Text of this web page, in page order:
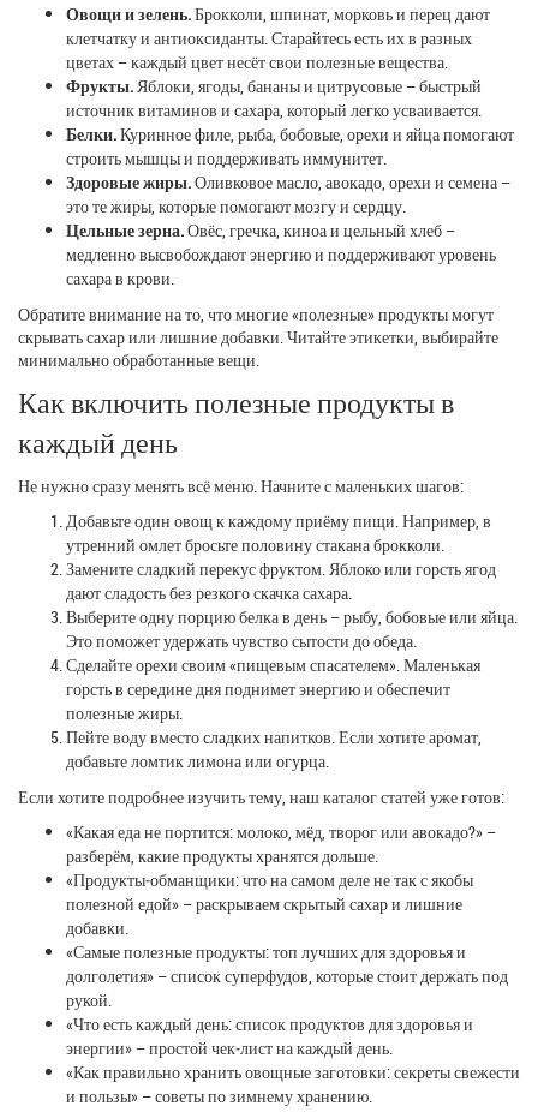
Овощи и зелень.Брокколи, шпинат, морковь и перец дают
клетчатку и антиоксиданты. Старайтесь есть их в разных
цветах – каждый цвет несёт свои полезные вещества.
Фрукты. Яблоки, ягоды, бананы и цитрусовые – быстрый
источник витаминов и сахара, который легко усваивается.
Белки.Куринное филе, рыба, бобовые, орехи и яйца помогают
строить мышцы и поддерживать иммунитет.
Здоровые жиры.Оливковое масло, авокадо, орехи и семена –
это те жиры, которые помогают мозгу и сердцу.
Цельные зерна.Овёс, гречка, киноа и цельный хлеб –
медленно высвобождают энергию и поддерживают уровень
сахара в крови.
Обратите внимание на то, что многие «полезные» продукты могут
скрывать сахар или лишние добавки. Читайте этикетки, выбирайте
минимально обработанные вещи.
Как включить полезные продукты в
каждый день
Не нужно сразу менять всё меню. Начните с маленьких шагов:
Добавьте один овощ к каждому приёму пищи. Например, в
утренний омлет бросьте половину стакана брокколи.
Замените сладкий перекус фруктом. Яблоко или горсть ягод
дают сладость без резкого скачка сахара.
Выберите одну порцию белка в день – рыбу, бобовые или яйца.
Это поможет удержать чувство сытости до обеда.
Сделайте орехи своим «пищевым спасателем». Маленькая
горсть в середине дня поднимет энергию и обеспечит
полезные жиры.
Пейте воду вместо сладких напитков. Если хотите аромат,
добавьте ломтик лимона или огурца.
Если хотите подробнее изучить тему, наш каталог статей уже готов:
«Какая еда не портится: молоко, мёд, творог или авокадо?» –
разберём, какие продукты хранятся дольше.
«Продукты‑обманщики: что на самом деле не так с якобы
полезной едой» – раскрываем скрытый сахар и лишние
добавки.
«Самые полезные продукты: топ лучших для здоровья и
долголетия» – список суперфудов, которые стоит держать под
рукой.
«Что есть каждый день: список продуктов для здоровья и
энергии» – простой чек‑лист на каждый день.
«Как правильно хранить овощные заготовки: секреты свежести
и пользы» – советы по зимнему хранению.